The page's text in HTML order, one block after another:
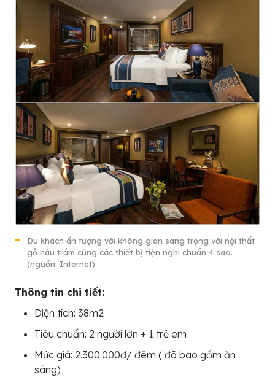
Du khách ấn tượng với không gian sang trọng với nội thất
gỗ nâu trầm cùng các thiết bị tiện nghi chuẩn 4 sao.
(nguồn: Internet)
Thông tin chi tiết:
Diện tích: 38m2
Tiêu chuẩn: 2 người lớn + 1 trẻ em
Mức giá: 2.300.000đ/ đêm ( đã bao gồm ăn
sáng)